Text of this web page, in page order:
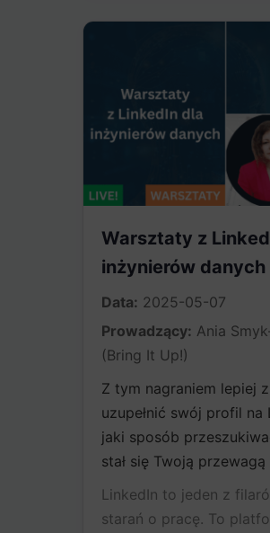
Warsztaty z
inżynierów danych​
Data: 2025-05-07
Prowadzący: Ania
(Bring It Up!)
Z tym nagraniem lepiej
uzupełnić swój profil na
jaki sposób
stał się Twoją przewagą
LinkedIn to jeden z
starań o pracę. To